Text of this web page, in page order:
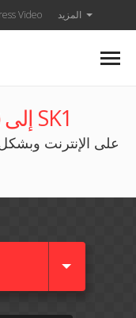
Video المزيد
محول MEF (RAW) إلى SK1